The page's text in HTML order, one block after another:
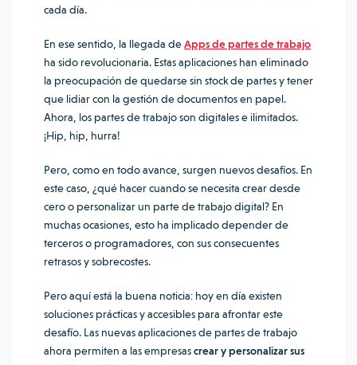
cada día.
En ese sentido, la llegada deApps de partes de trabajo
ha sido revolucionaria. Estas aplicaciones han eliminado
la preocupación de quedarse sin stock de partes y tener
que lidiar con la gestión de documentos en papel.
Ahora, los partes de trabajo son digitales e ilimitados.
¡Hip, hip, hurra!
Pero, como en todo avance, surgen nuevos desafíos. En
este caso, ¿qué hacer cuando se necesita crear desde
cero o personalizar un parte de trabajo digital? En
muchas ocasiones, esto ha implicado depender de
terceros o programadores, con sus consecuentes
retrasos y sobrecostes.
Pero aquí está la buena noticia: hoy en día existen
soluciones prácticas y accesibles para afrontar este
desafío. Las nuevas aplicaciones de partes de trabajo
ahora permiten a las empresascrear y personalizar sus